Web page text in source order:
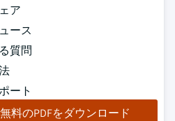
ア
ース
質問
ート
無料のPDFをダウンロード